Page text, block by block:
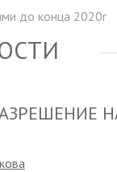
до конца 2020г